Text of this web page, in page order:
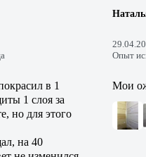
в 1
1 слоя за
но для этого
на 40
Опыт
Мои